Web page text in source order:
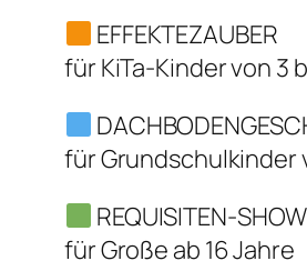
EFFEKTEZAUBER
für KiTa-Kinder von 3
für Grundschulkinder
REQUISITEN-SHOW
für Große ab 16 Jahre